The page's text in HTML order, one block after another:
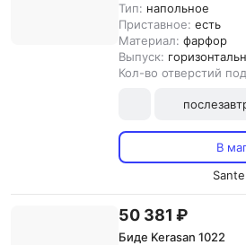
Тип: напольное
Приставное: есть
Материал: фарфор
Выпуск:
Кол-во отверстий
В
50 381 ₽
Биде Kerasan 1022